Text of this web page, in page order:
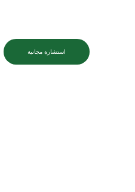
استشارة مجانية